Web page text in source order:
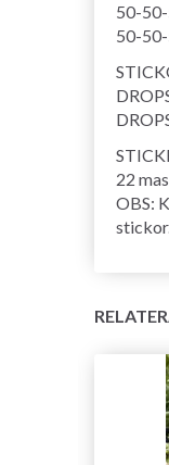
50-
50-
22
OBS: